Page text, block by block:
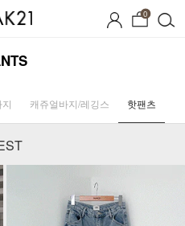
0
캐쥬얼바지/레깅스 핫팬츠